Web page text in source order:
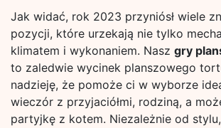
Jak widać, rok 2023 przyniósł wiele
pozycji, które urzekają nie tylko
klimatem i wykonaniem. Nasz gry
to zaledwie wycinek planszowego
nadzieję, że pomoże ci w wyborze
wieczór z przyjaciółmi, rodziną, a
partyjkę z kotem. Niezależnie od